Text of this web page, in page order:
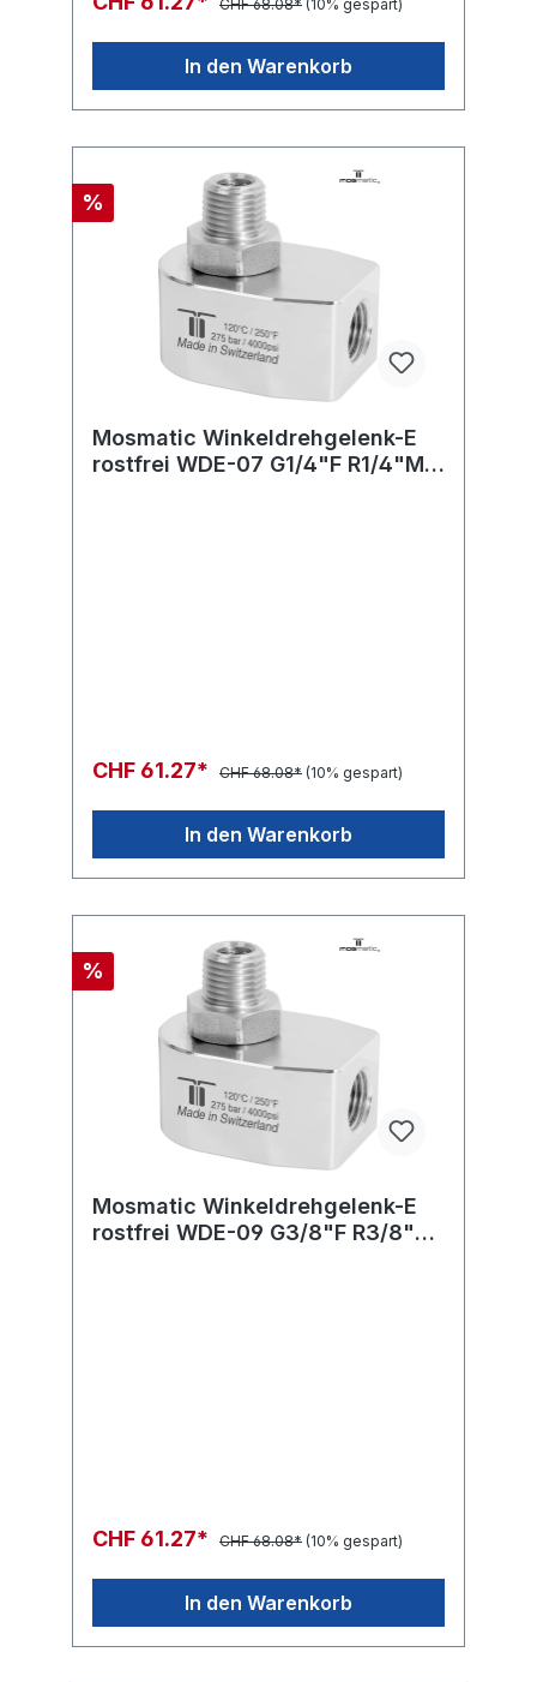
CHF 68.08* (10% gespart)
In den Warenkorb
%
Mosmatic Winkeldrehgelenk-E
rostfrei WDE-07 G1/4"F R1/4"M
CHF 61.27* CHF 68.08* (10% gespart)
In den Warenkorb
%
Mosmatic Winkeldrehgelenk-E
rostfrei WDE-09 G3/8"F R3/8"M
CHF 61.27* CHF 68.08* (10% gespart)
In den Warenkorb